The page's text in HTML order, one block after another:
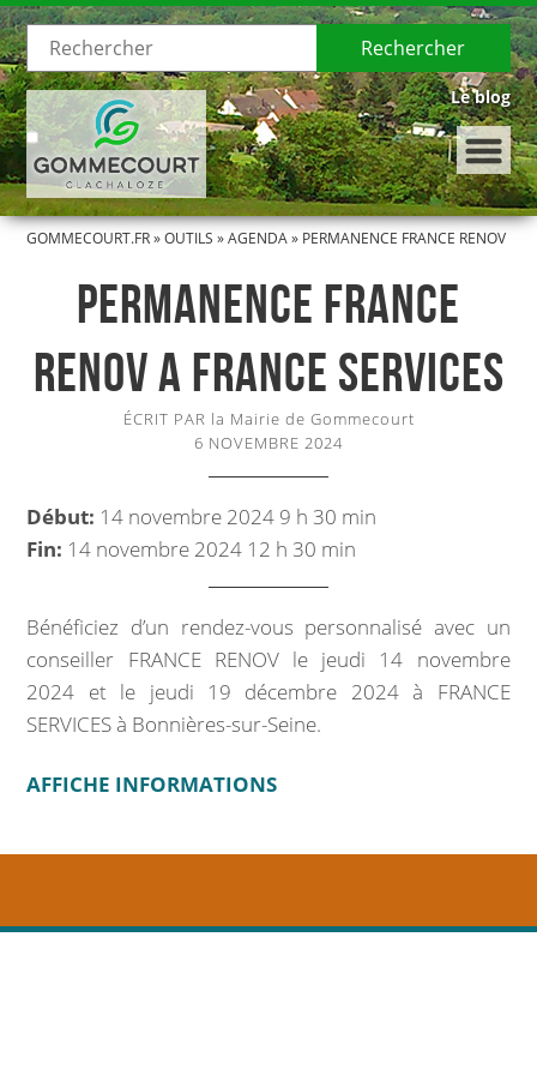
Rechercher
LE VILLAGE
Présentation de Gommecourt
Histoire de Gommecourt
LA MUNICIPALITÉ
Marchés publics
Intercommunalité
École et organisation périscolaire
Salle communale
Le blog
GOMMECOURT.FR»OUTILS »AGENDA» PERMANENCE FRANCE RENOV
A FRANCE SERVICES
PERMANENCE FRANCE
RENOV A FRANCE SERVICES
ÉCRIT PAR la Mairie de Gommecourt
6 NOVEMBRE 2024
Début: 14 novembre 2024 9 h 30 min
Fin: 14 novembre 2024 12 h 30 min
Bénéficiez d’un rendez-vous personnalisé avec un
conseiller FRANCE RENOV le jeudi 14 novembre
2024 et le jeudi 19 décembre 2024 à FRANCE
SERVICES à Bonnières-sur-Seine.
AFFICHE INFORMATIONS